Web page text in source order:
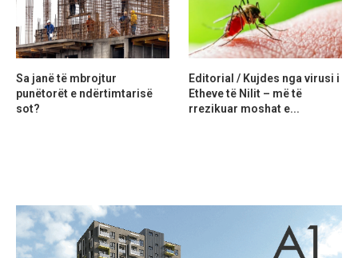
Sa janë të mbrojtur
punëtorët e ndërtimtarisë
sot?
Editorial / Kujdes nga virusi i
Etheve të Nilit – më të
rrezikuar moshat e...